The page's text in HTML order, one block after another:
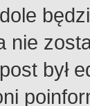
nie
był